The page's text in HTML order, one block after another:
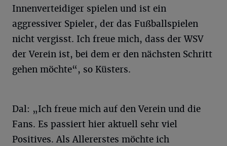
Innenverteidiger spielen und ist ein
aggressiver Spieler, der das Fußballspielen
nicht vergisst. Ich freue mich, dass der WSV
der Verein ist, bei dem er den nächsten Schritt
gehen möchte“, so Küsters.
Dal: „Ich freue mich auf den Verein und die
Fans. Es passiert hier aktuell sehr viel
Positives. Als Allererstes möchte ich